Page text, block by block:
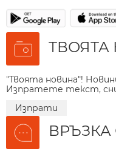
"Твоята новина"!
Изпратете текст,
Изпрати
ВРЪЗКА